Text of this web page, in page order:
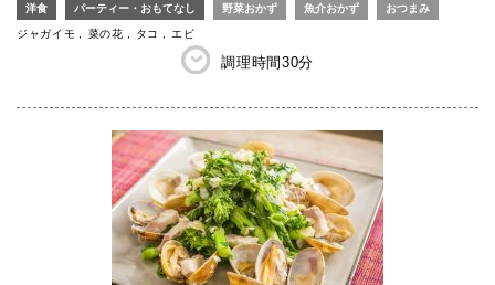
洋食 パーティー・おもてなし 野菜おかず 魚介おかず おつまみ
ジャガイモ 菜の花 タコ エビ
調理時間30分